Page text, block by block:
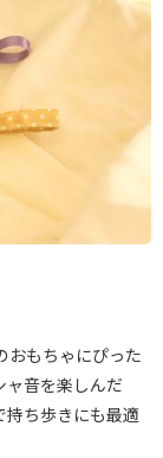
おもちゃにぴった
ャ音を楽しんだ
持ち歩きにも最適